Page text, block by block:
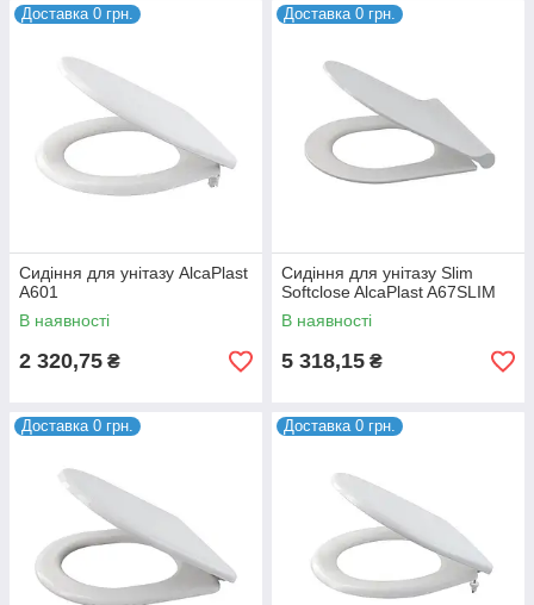
Доставка 0 грн.
Сидіння для унітазу AlcaPlast
A601
В наявності
2 320,75 ₴
Доставка 0 грн.
Сидіння для унітазу Slim
Softclose AlcaPlast A67SLIM
В наявності
5 318,15 ₴
Доставка 0 грн. Доставка 0 грн.